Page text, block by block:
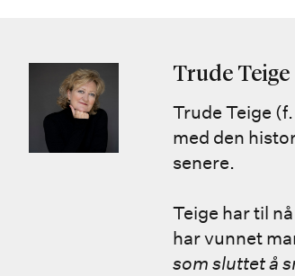
Trude Teige
Trude Teige
med den
senere.
Teige har til
har vunnet
som sluttet å